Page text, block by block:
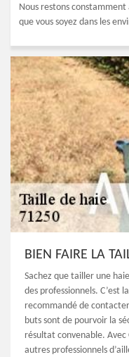
Nous restons
que vous soyez dans les
BIEN FAIRE LA
Sachez que tailler une
des professionnels. C’est
recommandé de
buts sont de pourvoir la
résultat convenable.
autres professionnels